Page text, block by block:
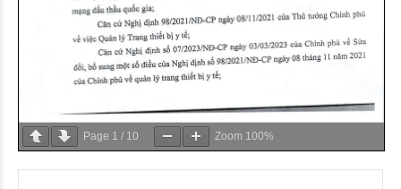
Page 1 / 10 Zoom 100%